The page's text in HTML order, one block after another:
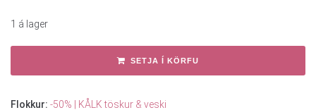
1 á lager
SETJA Í KÖRFU
Flokkur: -50% | KÅLK töskur & veski